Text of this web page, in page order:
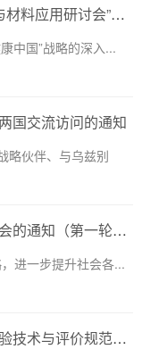
关于举办“2026康复医疗器械制造科技与材料应用研讨会”的通知
中国”战略的深入...
国交流访问的通知
略伙伴、与乌兹别
转发关于召开第十一届中国药物警戒大会的通知（第一轮）——药品和医疗器械领域
进一步提升社会各...
转发中检院关于举办智能化医疗器械检验技术与评价规范培训班的通知